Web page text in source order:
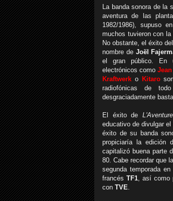
La banda sonora de la
aventura de las
1982/1986), supuso
muchos tuvieron con
No obstante, el éxito
nombre de Joël
el gran público. En
electrónicos como
Kraftwerk o Kitaro
radiofónicas de
desgraciadamente
El éxito de
educativo de divulgar
éxito de su banda
propiciaría la edición
capitalizó buena parte
80. Cabe recordar que
segunda temporada
francés TF1, así como
con TVE.